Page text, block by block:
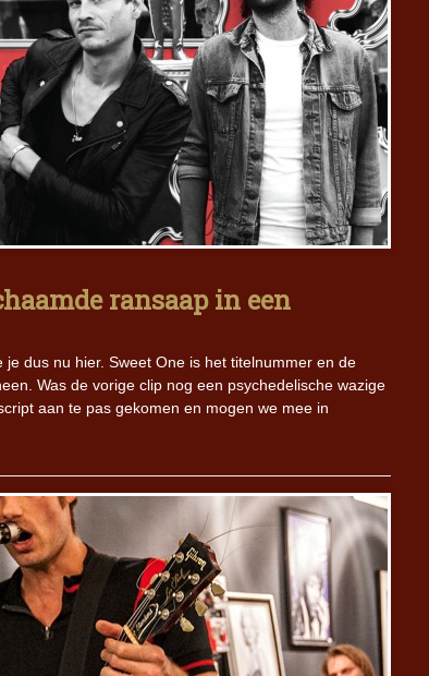
ransaap in een
dus nu hier. Sweet One is het titelnummer en de
Was de vorige clip nog een psychedelische wazige
aan te pas gekomen en mogen we mee in